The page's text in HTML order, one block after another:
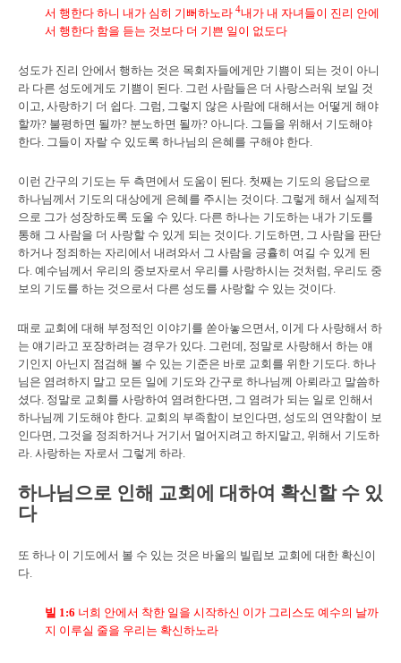
서 행한다 하니 내가 심히 기뻐하노라 4내가 내 자녀들이 진리 안에
서 행한다 함을 듣는 것보다 더 기쁜 일이 없도다
성도가 진리 안에서 행하는 것은 목회자들에게만 기쁨이 되는 것이 아니
라 다른 성도에게도 기쁨이 된다. 그런 사람들은 더 사랑스러워 보일 것
이고, 사랑하기 더 쉽다. 그럼, 그렇지 않은 사람에 대해서는 어떻게 해야
할까? 불평하면 될까? 분노하면 될까? 아니다. 그들을 위해서 기도해야
한다. 그들이 자랄 수 있도록 하나님의 은혜를 구해야 한다.
이런 간구의 기도는 두 측면에서 도움이 된다. 첫째는 기도의 응답으로
하나님께서 기도의 대상에게 은혜를 주시는 것이다. 그렇게 해서 실제적
으로 그가 성장하도록 도울 수 있다. 다른 하나는 기도하는 내가 기도를
통해 그 사람을 더 사랑할 수 있게 되는 것이다. 기도하면, 그 사람을 판단
하거나 정죄하는 자리에서 내려와서 그 사람을 긍휼히 여길 수 있게 된
다. 예수님께서 우리의 중보자로서 우리를 사랑하시는 것처럼, 우리도 중
보의 기도를 하는 것으로서 다른 성도를 사랑할 수 있는 것이다.
때로 교회에 대해 부정적인 이야기를 쏟아놓으면서, 이게 다 사랑해서 하
는 얘기라고 포장하려는 경우가 있다. 그런데, 정말로 사랑해서 하는 얘
기인지 아닌지 점검해 볼 수 있는 기준은 바로 교회를 위한 기도다. 하나
님은 염려하지 말고 모든 일에 기도와 간구로 하나님께 아뢰라고 말씀하
셨다. 정말로 교회를 사랑하여 염려한다면, 그 염려가 되는 일로 인해서
하나님께 기도해야 한다. 교회의 부족함이 보인다면, 성도의 연약함이 보
인다면, 그것을 정죄하거나 거기서 멀어지려고 하지말고, 위해서 기도하
라. 사랑하는 자로서 그렇게 하라.
하나님으로 인해 교회에 대하여 확신할 수 있
다
또 하나 이 기도에서 볼 수 있는 것은 바울의 빌립보 교회에 대한 확신이
다.
빌 1:6 너희 안에서 착한 일을 시작하신 이가 그리스도 예수의 날까
지 이루실 줄을 우리는 확신하노라